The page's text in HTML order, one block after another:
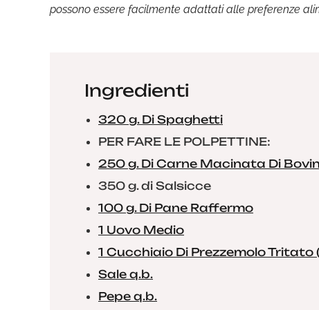
possono essere facilmente adattati alle preferenze
Ingredienti
320 g. Di Spaghetti
PER FARE LE POLPETTINE:
250 g. Di Carne Macinata Di
350 g. di Salsicce
100 g. Di Pane Raffermo
1 Uovo Medio
1 Cucchiaio Di Prezzemolo Tritato
Sale q.b.
Pepe q.b.